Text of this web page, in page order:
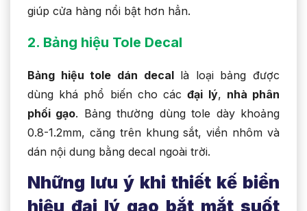
giúp cửa hàng nổi bật hơn hẳn.
2. Bảng hiệu Tole Decal
Bảng hiệu tole dán decallà loại bảng được
dùng khá phổ biến cho cácđại lý, nhà phân
phối gạo. Bảng thường dùng tole dày khoảng
0.8-1.2mm, căng trên khung sắt, viền nhôm và
dán nội dung bằng decal ngoài trời.
Những lưu ý khi thiết kế biển
hiệu đại lý gạo bắt mắt suốt